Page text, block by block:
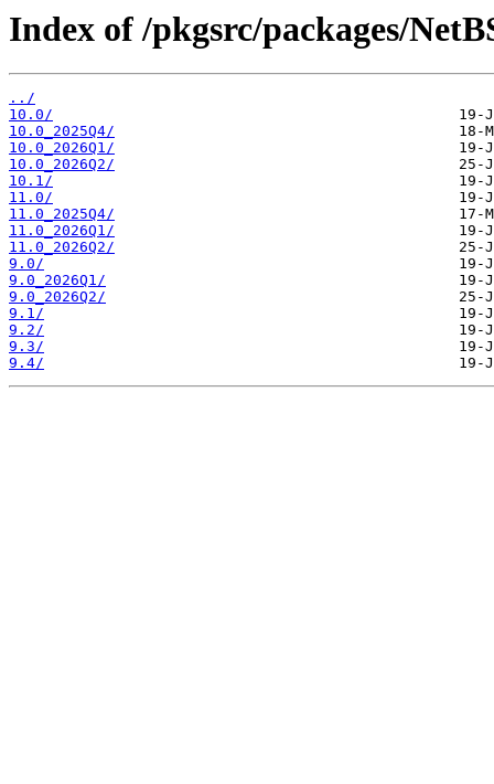
Index of /pkgsrc/packages/
../
10.0/
10.0_2025Q4/
10.0_2026Q1/
10.0_2026Q2/
10.1/
11.0/
11.0_2025Q4/
11.0_2026Q1/
11.0_2026Q2/
9.0/
9.0_2026Q1/
9.0_2026Q2/
9.1/
9.2/
9.3/
9.4/